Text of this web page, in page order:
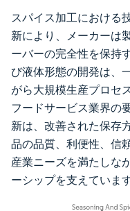
スパイス加工における
新により、メーカーは
ーバーの完全性を保持
び液体形態の開発は、
がら大規模生産プロセ
フードサービス業界の
新は、改善された保存
品の品質、利便性、信
産業ニーズを満たしな
ーシップを支えています